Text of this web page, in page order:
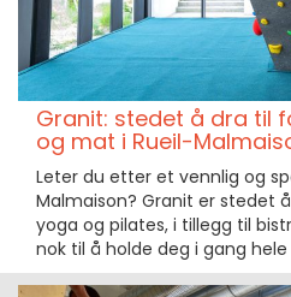
Granit: stedet å dra til
og mat i Rueil-
Leter du etter et vennlig og
Malmaison? Granit er stedet
yoga og pilates, i tillegg til
nok til å holde deg i gang